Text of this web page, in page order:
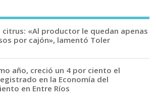
citrus: «Al productor le quedan apenas
por cajón», lamentó Toler
año, creció un 4 por ciento el
en la Economía del
en Entre Ríos